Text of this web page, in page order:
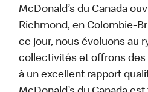
McDonald’s du Canada
Richmond, en Colombie-
ce jour, nous évoluons au
collectivités et offrons des
à un excellent rapport